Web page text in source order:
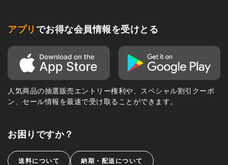
アプリ でお得な会員情報を受けとる
人気商品の抽選販売エントリー権利や、スペシャル割引クーポ
ン、セール情報を最速で受け取ることができます。
お困りですか？
送料について 納期・配送について